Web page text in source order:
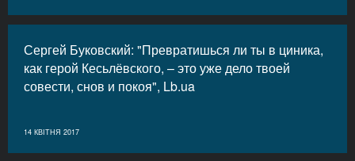
Сергей Буковский: "Превратишься ли ты в циника,
как герой Кесьлёвского, – это уже дело твоей
совести, снов и покоя", Lb.ua
14 КВІТНЯ 2017